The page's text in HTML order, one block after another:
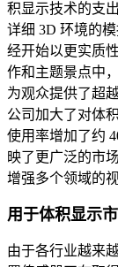
积显示技术的支
详细 3D 环境的
经开始以更实质
作和主题景点中
为观众提供了超
公司加大了对体
使用率增加了约
映了更广泛的市
增强多个领域的
用于体积显示
由于各行业越来